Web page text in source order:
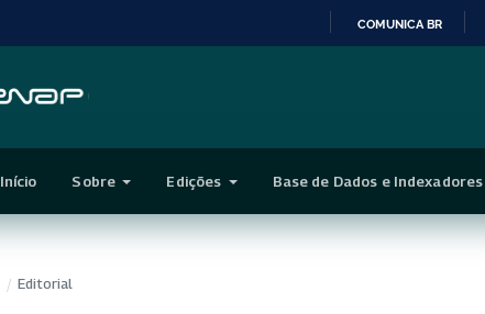
CONTEÚDO
COMUNICA BR
Início Sobre Edições Base de Dados e Indexadores
/ Editorial